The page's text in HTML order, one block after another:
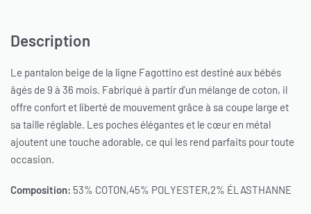
Description
Le pantalon beige de la ligne Fagottino est destiné aux bébés
âgés de 9 à 36 mois. Fabriqué à partir d’un mélange de coton, il
offre confort et liberté de mouvement grâce à sa coupe large et
sa taille réglable. Les poches élégantes et le cœur en métal
ajoutent une touche adorable, ce qui les rend parfaits pour toute
occasion.
Composition: 53% COTON,45% POLYESTER,2% ÉLASTHANNE